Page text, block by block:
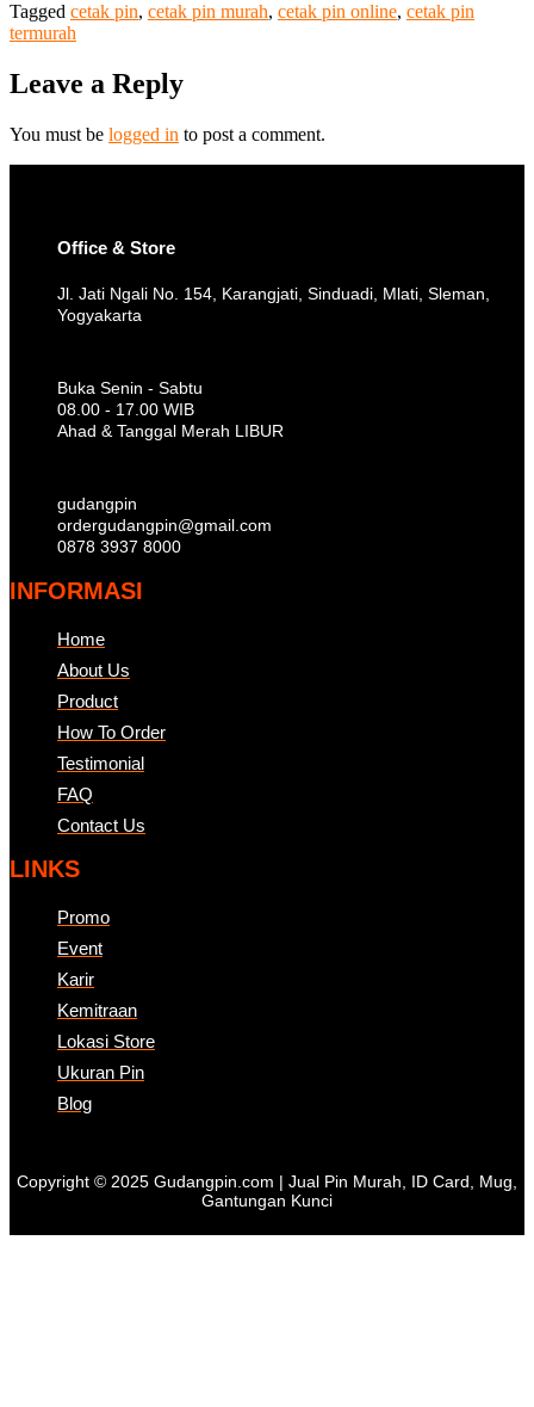
Tagged cetak pin, cetak pin murah, cetak pin online, cetak pin
termurah
Leave a Reply
You must be logged in to post a comment.
Office & Store
Jl. Jati Ngali No. 154, Karangjati, Sinduadi, Mlati, Sleman,
Yogyakarta
Buka Senin - Sabtu
08.00 - 17.00 WIB
Ahad & Tanggal Merah LIBUR
gudangpin
ordergudangpin@gmail.com
0878 3937 8000
INFORMASI
Home
About Us
Product
How To Order
Testimonial
FAQ
Contact Us
LINKS
Promo
Event
Karir
Kemitraan
Lokasi Store
Ukuran Pin
Blog
Copyright © 2025 Gudangpin.com | Jual Pin Murah, ID Card, Mug,
Gantungan Kunci